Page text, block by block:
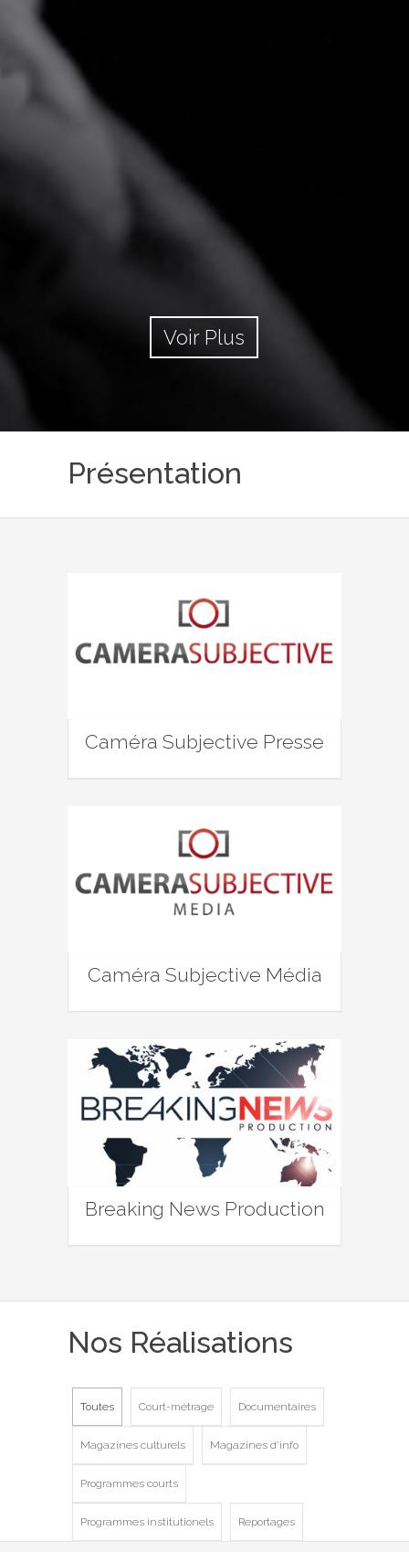
Voir Plus
Présentation
Caméra Subjective Presse
Caméra Subjective Média
Breaking News Production
Nos Réalisations
Toutes Court-métrage Documentaires
Magazines culturels Magazines d'info
Programmes courts
Programmes institutionels Reportages